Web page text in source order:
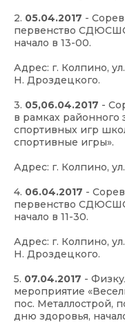
2. 05.04.2017 -
первенство
начало в 13-00.
Адрес: г. Колпино,
Н. Дроздецкого.
3. 05,06.04.2017 -
в рамках районного
спортивных игр
спортивные игры».
Адрес: г. Колпино,
4. 06.04.2017 -
первенство
начало в 11-30.
Адрес: г. Колпино,
Н. Дроздецкого.
5. 07.04.2017 -
мероприятие
пос. Металлострой,
дню здоровья,